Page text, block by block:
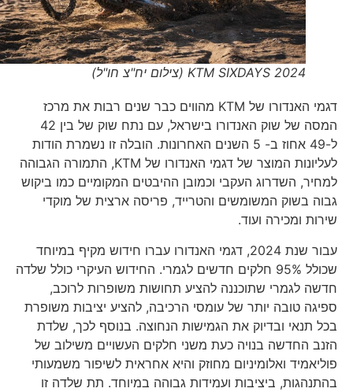
2024 KTM SIXDAYS (צילום יח"צ חו"ל)
דגמי האנדורו של KTM מהווים כבר שנים רבות את מרכז
המסה של שוק האנדורו בישראל, עם נתח שוק של בין 42
ל-49 אחוז ב- 5 השנים האחרונות. הובלה זו נשמרת הודות
לעליונות המוצר של דגמי האנדורו של KTM, התמורה הגבוהה
למחיר, השדרוג העקבי וכמובן ההיבטים המקומיים כמו ביקוש
גבוה בשוק המשומשים והטרייד, פריסה ארצית של מוקדי
שירות ומכירה ועוד.
עבור שנת 2024, דגמי האנדורו עברו חידוש מקיף במיוחד
שכולל 95% חלקים חדשים לגמרי. החידוש העיקרי כולל שלדה
חדשה לגמרי שתוכננה להציע תחושות משופרות לרוכב,
ספיגה טובה יותר של עומסי הרכיבה, להציע יציבות משופרת
בכל תנאי ובדיוק את הגמישות הנחוצה. בנוסף לכך, שלדת
הזנב החדשה בנויה כעת משני חלקים העשויים משילוב של
פוליאמיד ואלומיניום מחוזק והיא אחראית לשיפור משמעותי
בהתנהגות, ביציבות ועמידות גבוהה במיוחד. תת שלדה זו